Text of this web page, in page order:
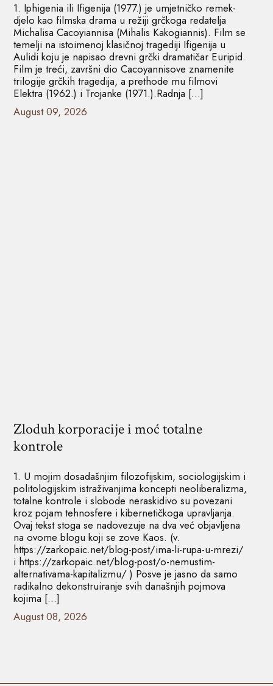
1. Iphigenia ili Ifigenija (1977.) je umjetničko remek-
djelo kao filmska drama u režiji grčkoga redatelja
Michalisa Cacoyiannisa (Mihalis Kakogiannis). Film se
temelji na istoimenoj klasičnoj tragediji Ifigenija u
Aulidi koju je napisao drevni grčki dramatičar Euripid.
Film je treći, završni dio Cacoyannisove znamenite
trilogije grčkih tragedija, a prethode mu filmovi
Elektra (1962.) i Trojanke (1971.).Radnja […]
August 09, 2026
Zloduh korporacije i moć totalne
kontrole
1. U mojim dosadašnjim filozofijskim, sociologijskim i
politologijskim istraživanjima koncepti neoliberalizma,
totalne kontrole i slobode neraskidivo su povezani
kroz pojam tehnosfere i kibernetičkoga upravljanja.
Ovaj tekst stoga se nadovezuje na dva već objavljena
na ovome blogu koji se zove Kaos. (v.
https://zarkopaic.net/blog-post/ima-li-rupa-u-mrezi/
i https://zarkopaic.net/blog-post/o-nemustim-
alternativama-kapitalizmu/ ) Posve je jasno da samo
radikalno dekonstruiranje svih današnjih pojmova
kojima […]
August 08, 2026